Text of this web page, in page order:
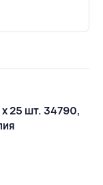
х 25 шт. 34790,